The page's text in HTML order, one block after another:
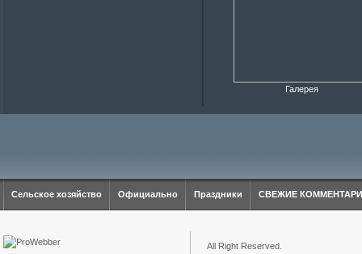
Галерея
Сельское хозяйство Официально Праздники СВЕЖИЕ
All Right Reserved.